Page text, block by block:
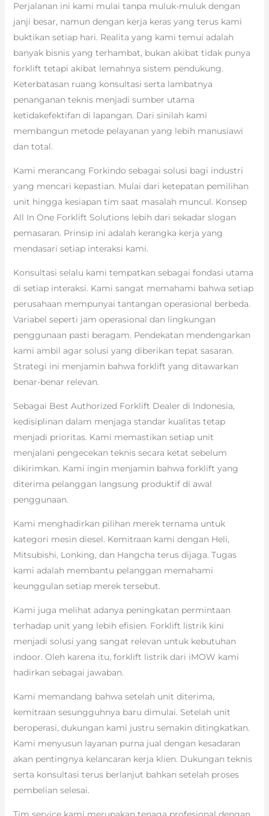
Perjalanan ini kami mulai tanpa muluk-muluk dengan
janji besar, namun dengan kerja keras yang terus kami
buktikan setiap hari. Realita yang kami temui adalah
banyak bisnis yang terhambat, bukan akibat tidak punya
forklift tetapi akibat lemahnya sistem pendukung.
Keterbatasan ruang konsultasi serta lambatnya
penanganan teknis menjadi sumber utama
ketidakefektifan di lapangan. Dari sinilah kami
membangun metode pelayanan yang lebih manusiawi
dan total.
Kami merancang Forkindo sebagai solusi bagi industri
yang mencari kepastian. Mulai dari ketepatan pemilihan
unit hingga kesiapan tim saat masalah muncul. Konsep
All In One Forklift Solutions lebih dari sekadar slogan
pemasaran. Prinsip ini adalah kerangka kerja yang
mendasari setiap interaksi kami.
Konsultasi selalu kami tempatkan sebagai fondasi utama
di setiap interaksi. Kami sangat memahami bahwa setiap
perusahaan mempunyai tantangan operasional berbeda.
Variabel seperti jam operasional dan lingkungan
penggunaan pasti beragam. Pendekatan mendengarkan
kami ambil agar solusi yang diberikan tepat sasaran.
Strategi ini menjamin bahwa forklift yang ditawarkan
benar-benar relevan.
Sebagai Best Authorized Forklift Dealer di Indonesia,
kedisiplinan dalam menjaga standar kualitas tetap
menjadi prioritas. Kami memastikan setiap unit
menjalani pengecekan teknis secara ketat sebelum
dikirimkan. Kami ingin menjamin bahwa forklift yang
diterima pelanggan langsung produktif di awal
penggunaan.
Kami menghadirkan pilihan merek ternama untuk
kategori mesin diesel. Kemitraan kami dengan Heli,
Mitsubishi, Lonking, dan Hangcha terus dijaga. Tugas
kami adalah membantu pelanggan memahami
keunggulan setiap merek tersebut.
Kami juga melihat adanya peningkatan permintaan
terhadap unit yang lebih efisien. Forklift listrik kini
menjadi solusi yang sangat relevan untuk kebutuhan
indoor. Oleh karena itu, forklift listrik dari iMOW kami
hadirkan sebagai jawaban.
Kami memandang bahwa setelah unit diterima,
kemitraan sesungguhnya baru dimulai. Setelah unit
beroperasi, dukungan kami justru semakin ditingkatkan.
Kami menyusun layanan purna jual dengan kesadaran
akan pentingnya kelancaran kerja klien. Dukungan teknis
serta konsultasi terus berlanjut bahkan setelah proses
pembelian selesai.